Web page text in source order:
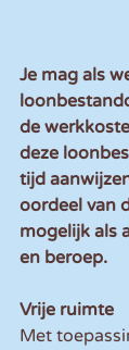
Je mag als
de
deze
tijd
oordeel van
mogelijk als
en beroep.
Vrije ruimte
Met